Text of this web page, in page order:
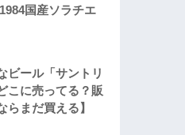
国産ソラチエ
ビール「サントリ
こに売ってる？販
らまだ買える】